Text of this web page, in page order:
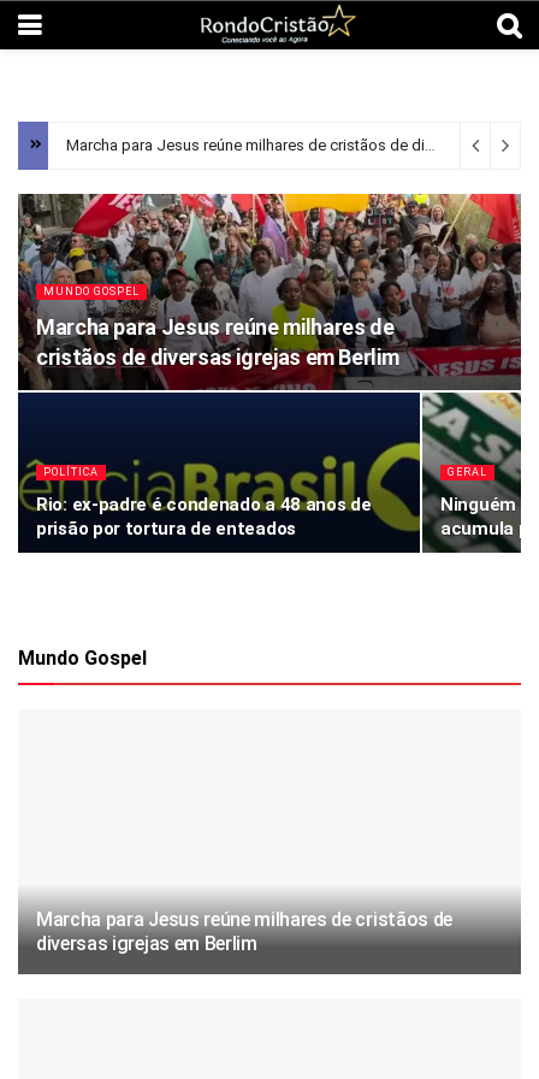
Marcha para Jesus reúne milhares de cristãos de diversas igrejas em Berlim
MUNDO GOSPEL
Marcha para Jesus reúne milhares de
cristãos de diversas igrejas em Berlim
POLÍTICA
Rio: ex-padre é condenado a 48 anos de
prisão por tortura de enteados
GERAL
Ninguém
acumula
Mundo Gospel
Marcha para Jesus reúne milhares de cristãos de
diversas igrejas em Berlim